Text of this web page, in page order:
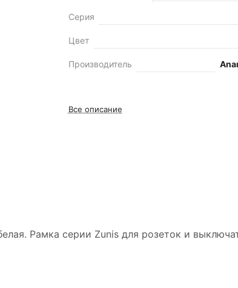
Серия
Цвет
Производитель
Все описание
Рамка серии Zunis для розеток и